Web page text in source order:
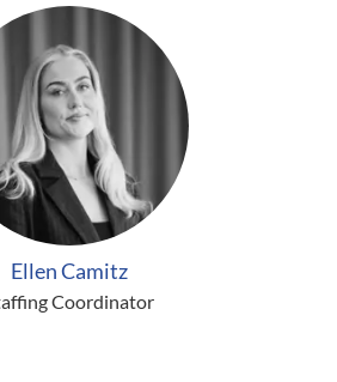
Ellen Camitz
Coordinator